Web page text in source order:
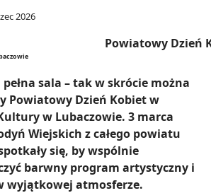
2026
sala – tak w skrócie można
Powiatowy Dzień Kobiet w
w Lubaczowie. 3 marca
Wiejskich z całego powiatu
się, by wspólnie
barwny program artystyczny i
wyjątkowej atmosferze.